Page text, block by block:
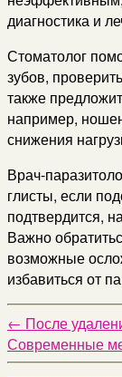
диагностика и
Стоматолог
зубов,
также
например,
снижения
Врач-
глисты, если
подтвердится,
Важно
возможные
избавиться от
← После
Современные